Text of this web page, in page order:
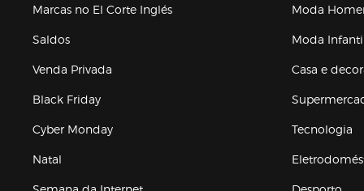
Marcas no El Corte Inglés
Saldos
Venda Privada
Black Friday
Cyber Monday
Natal
Moda
Moda
Casa e
Tecnologia